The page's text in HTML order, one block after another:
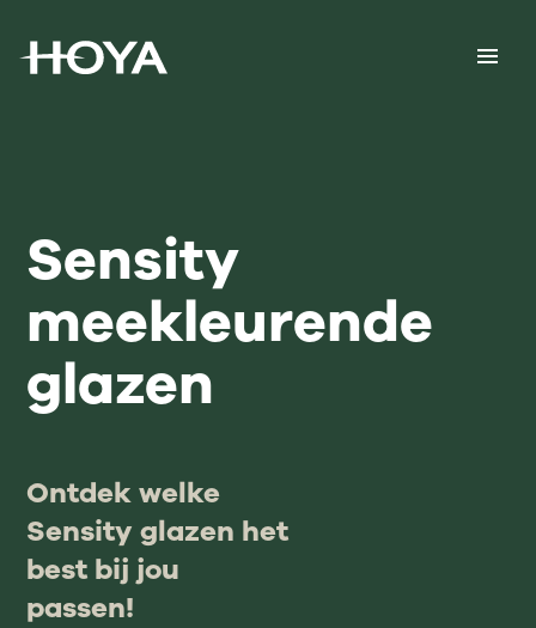
Ontdek welke
Sensity glazen het
best bij jou
passen!
Sensity
meekleurende
glazen